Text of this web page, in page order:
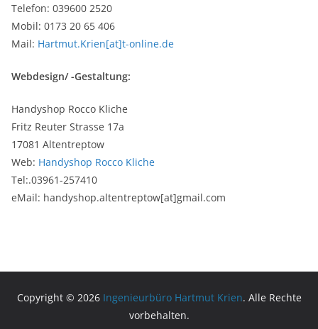
Telefon: 039600 2520
Mobil: 0173 20 65 406
Mail: Hartmut.Krien[at]t-online.de
Webdesign/ -Gestaltung:
Handyshop Rocco Kliche
Fritz Reuter Strasse 17a
17081 Altentreptow
Web: Handyshop Rocco Kliche
Tel:.03961-257410
eMail: handyshop.altentreptow[at]gmail.com
Copyright © 2026 Ingenieurbüro Hartmut Krien. Alle Rechte
vorbehalten.